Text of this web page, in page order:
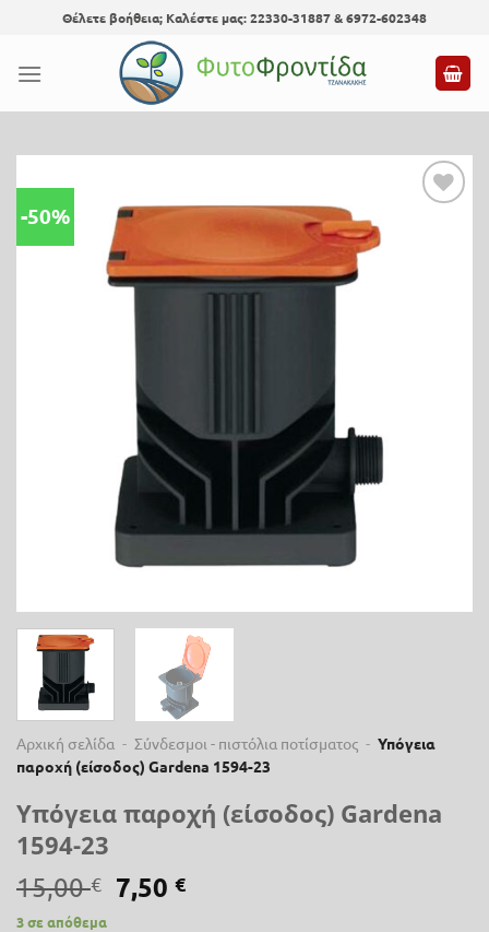
content
Θέλετε βοήθεια; Καλέστε μας: 22330-31887 & 6972-602348
-50%
Αρχική σελίδα - Σύνδεσμοι - πιστόλια ποτίσματος - Υπόγεια
παροχή (είσoδoς) Gardena 1594-23
Υπόγεια παροχή (είσoδoς) Gardena
1594-23
15,00€ Original
price
7,50€Η
3 σε απόθεμα